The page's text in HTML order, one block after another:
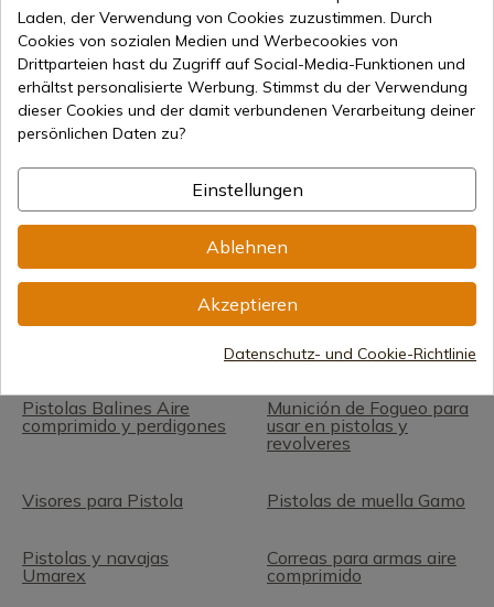
Pistolas de aire
comprimido Norica
Fundas para pistolas aire
comprimido
Pistolas de CO2
Pistolas y revolveres de
fogueo Zoraki
Revolveres de CO2
Pistolas de muelle
Perdigones aire
comprimido
Pistolas y revolveres de
decoración
Pistolas de PCP 24 Julios
Pistola aire
precomprimido
Pistolas Balines Aire
comprimido y perdigones
Munición de Fogueo para
usar en pistolas y
revolveres
Visores para Pistola Pistolas de muella Gamo
Pistolas y navajas
Umarex
Correas para armas aire
comprimido
Laden, der Verwendung von Cookies zuzustimmen. Durch
Cookies von sozialen Medien und Werbecookies von
Drittparteien hast du Zugriff auf Social-Media-Funktionen und
erhältst personalisierte Werbung. Stimmst du der Verwendung
dieser Cookies und der damit verbundenen Verarbeitung deiner
persönlichen Daten zu?
Einstellungen
Ablehnen
Akzeptieren
Datenschutz- und Cookie-Richtlinie